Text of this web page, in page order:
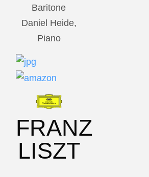
Baritone
Daniel Heide,
Piano
FRANZ
LISZT